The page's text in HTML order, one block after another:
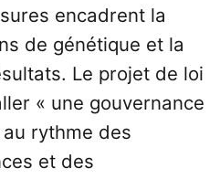
encadrent la
de génétique et la
Le projet de loi
« une gouvernance
rythme des
et des